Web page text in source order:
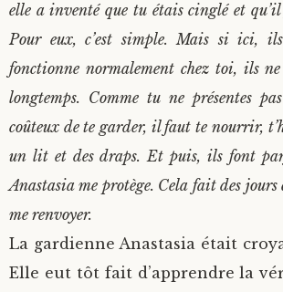
elle a inventé que tu étais cinglé et
Pour eux, c’est simple. Mais si ici,
fonctionne normalement chez toi, ils
longtemps. Comme tu ne présentes
coûteux de te garder, il faut te nourrir,
un lit et des draps. Et puis, ils font
Anastasia me protège. Cela fait des
me renvoyer.
La gardienne Anastasia était
Elle eut tôt fait d’apprendre la